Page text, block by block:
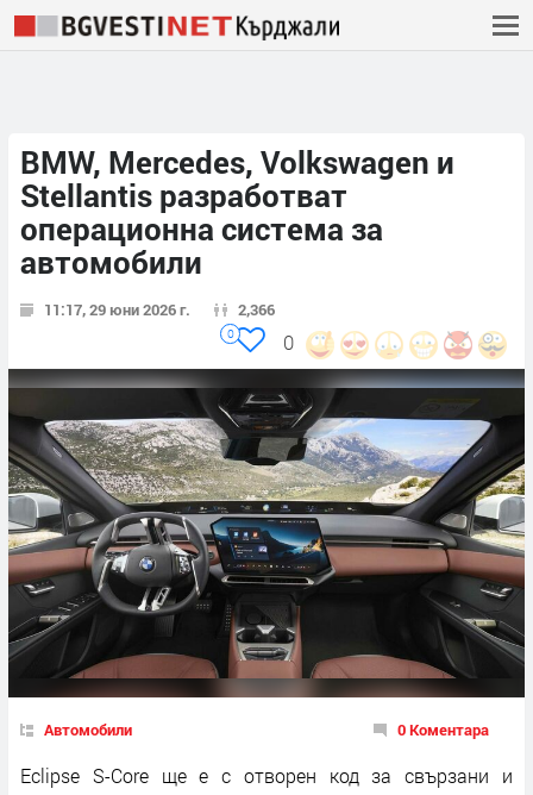
BMW, Mercedes, Volkswagen и
Stellantis разработват
операционна система за
автомобили
11:17, 29 юни 2026 г. 2,366
0
0
Автомобили 0 Коментара
Eclipse S-Core ще е с отворен код за свързани и